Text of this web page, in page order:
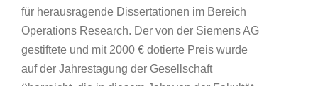
für herausragende Dissertationen im Bereich
Operations Research. Der von der Siemens AG
gestiftete und mit 2000 € dotierte Preis wurde
auf der Jahrestagung der Gesellschaft